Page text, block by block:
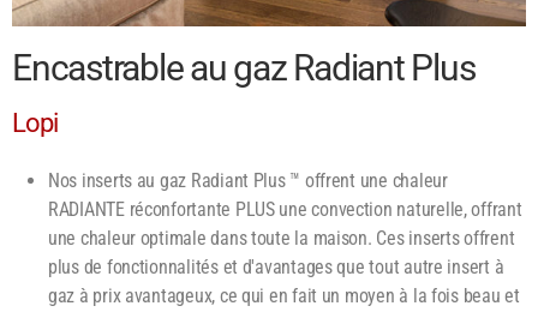
Encastrable au gaz Radiant Plus
Lopi
Nos inserts au gaz Radiant Plus ™ offrent une chaleur
RADIANTE réconfortante PLUS une convection naturelle, offrant
une chaleur optimale dans toute la maison. Ces inserts offrent
plus de fonctionnalités et d'avantages que tout autre insert à
gaz à prix avantageux, ce qui en fait un moyen à la fois beau et